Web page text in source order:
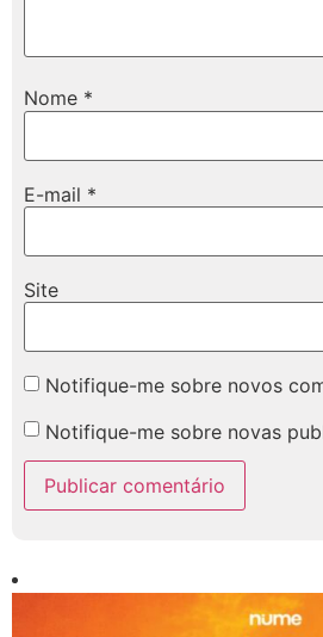
Nome *
E-mail *
Site
Notifique-me sobre novos
Notifique-me sobre novas